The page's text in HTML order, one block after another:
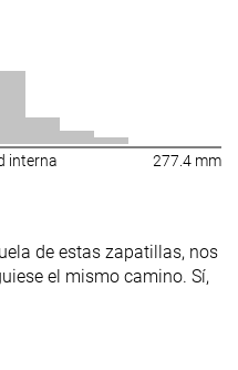
interna 277.4 mm
de estas zapatillas, nos
el mismo camino. Sí,